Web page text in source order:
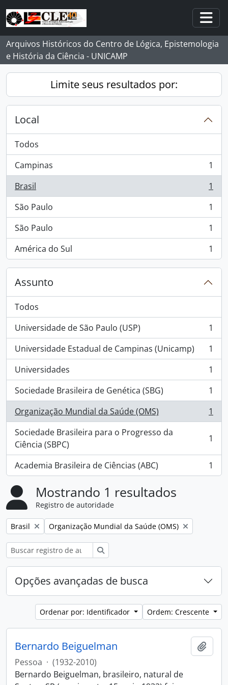
Skip to main content
Arquivos Históricos do Centro de Lógica, Epistemologia
e História da Ciência - UNICAMP
Limite seus resultados por:
Local
Todos
Campinas
, 1 resultados
1
Brasil
, 1 resultados
1
São Paulo
, 1 resultados
1
São Paulo
, 1 resultados
1
América do Sul
, 1 resultados 1
Assunto
Todos
Universidade de São Paulo (USP)
, 1 resultados
1
Universidade Estadual de Campinas (Unicamp)
, 1 resultados
1
Universidades
, 1 resultados
1
Sociedade Brasileira de Genética (SBG)
, 1 resultados
1
Organização Mundial da Saúde (OMS)
, 1 resultados
1
Sociedade Brasileira para o Progresso da
Ciência (SBPC)
, 1 resultados 1
Academia Brasileira de Ciências (ABC)
, 1 resultados 1
Mostrando 1 resultados
Registro de autoridade
Remover filtro:
Brasil Remover filtro:
Organização Mundial da Saúde (OMS)
Opções avançadas de busca
Ordenar por: Identificador Ordem: Crescente
Bernardo Beiguelman
Pessoa · (1932-2010)
Bernardo Beiguelman, brasileiro, natural de